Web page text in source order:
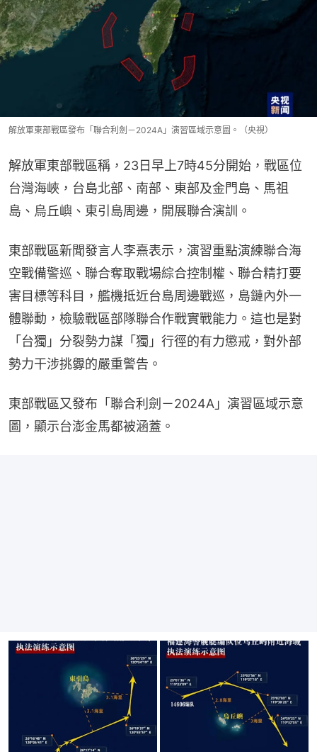
解放軍東部戰區發布「聯合利劍－2024A」演習區域示意圖。（央視）
解放軍東部戰區稱，23日早上7時45分開始，戰區位
台灣海峽，台島北部、南部、東部及金門島、馬祖
島、烏丘嶼、東引島周邊，開展聯合演訓。
東部戰區新聞發言人李熹表示，演習重點演練聯合海
空戰備警巡、聯合奪取戰場綜合控制權、聯合精打要
害目標等科目，艦機抵近台島周邊戰巡，島鏈內外一
體聯動，檢驗戰區部隊聯合作戰實戰能力。這也是對
「台獨」分裂勢力謀「獨」行徑的有力懲戒，對外部
勢力干涉挑釁的嚴重警告。
東部戰區又發布「聯合利劍－2024A」演習區域示意
圖，顯示台澎金馬都被涵蓋。